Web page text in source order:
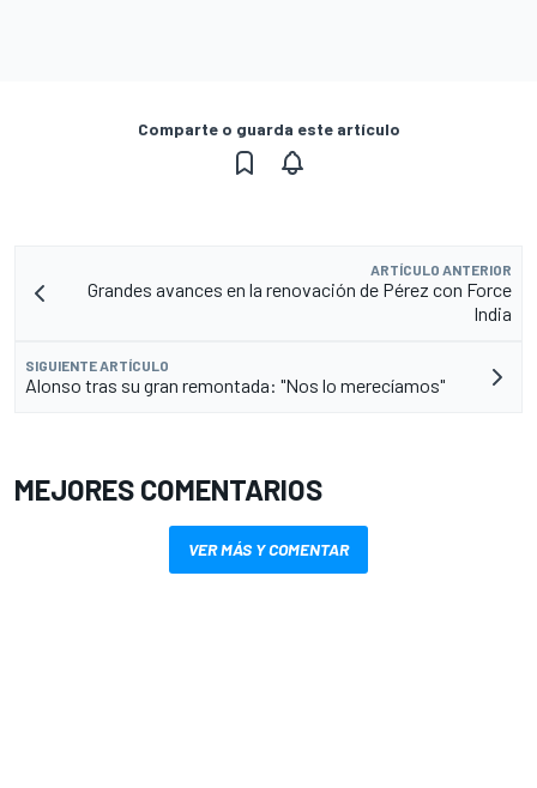
Comparte o guarda este artículo
ARTÍCULO ANTERIOR
Grandes avances en la renovación de Pérez con Force
India
SIGUIENTE ARTÍCULO
Alonso tras su gran remontada: "Nos lo merecíamos"
MEJORES COMENTARIOS
VER MÁS Y COMENTAR